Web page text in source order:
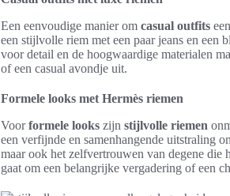
Een eenvoudige manier om casual outfits
een stijlvolle riem met een paar jeans en een
voor detail en de hoogwaardige materialen
of een casual avondje uit.
Formele looks met Hermès riemen
Voorformele looks zijn stijlvolle riemen
een verfijnde en samenhangende uitstraling
maar ook het zelfvertrouwen van degene die
gaat om een belangrijke vergadering of een